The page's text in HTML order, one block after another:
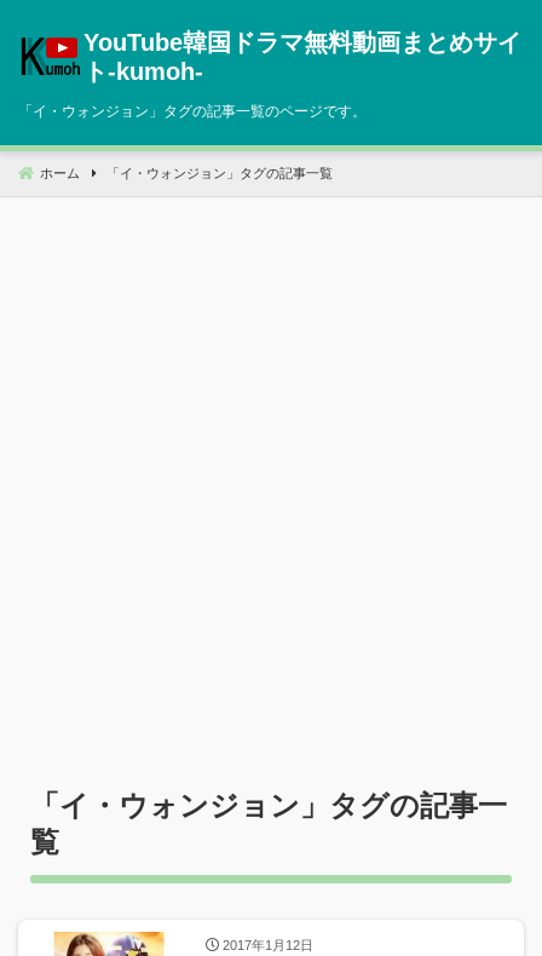
へ
動
YouTube韓国ドラマ無料動画まとめサイ
ト‐kumoh‐
「イ・ウォンジョン 」タグの記事一覧のページです。
ホーム 「 イ・ウォンジョン 」タグの記事一覧
「イ・ウォンジョン 」タグの記事一
覧
2017年1月12日